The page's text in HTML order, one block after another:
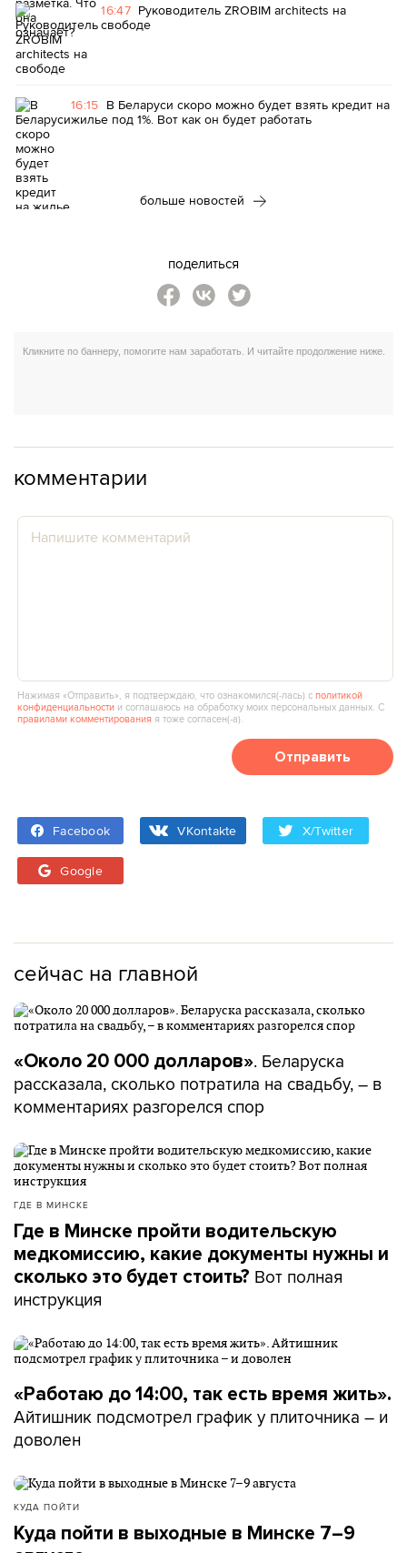
16:47 Руководитель ZROBIM architects на
свободе
16:15 В Беларуси скоро можно будет взять кредит на
жилье под 1%. Вот как он будет работать
больше новостей
поделиться
комментарии
Нажимая «Отправить», я подтверждаю, что ознакомился(‑лась) сполитикой
конфиденциальности и соглашаюсь на обработку моих персональных данных. С
правилами комментирования я тоже согласен(‑а).
Отправить
Facebook VKontakte X/Twitter
Google
сейчас на главной
«Около 20 000 долларов». Беларуска
рассказала, сколько потратила на свадьбу, – в
комментариях разгорелся спор
ГДЕ В МИНСКЕ
Где в Минске пройти водительскую
медкомиссию, какие документы нужны и
сколько это будет стоить? Вот полная
инструкция
«Работаю до 14:00, так есть время жить».
Айтишник подсмотрел график у плиточника – и
доволен
КУДА ПОЙТИ
Куда пойти в выходные в Минске 7–9